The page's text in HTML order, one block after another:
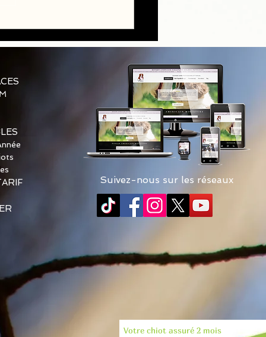
Suivez-nous sur les réseaux
Votre chiot assuré 2 mois